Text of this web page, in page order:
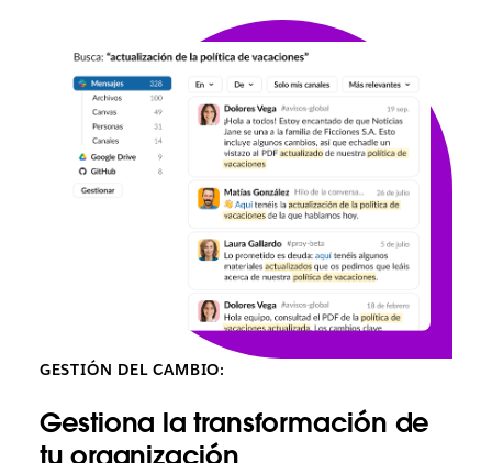
GESTIÓN DEL CAMBIO:
Gestiona la transformación de